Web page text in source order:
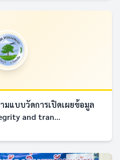
มแบบวัดการเปิดเผยข้อมูล
and tran...